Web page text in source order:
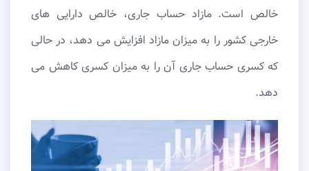
خالص است. مازاد حساب جاری، خالص دارایی های
خارجی کشور را به میزان مازاد افزایش می دهد، در حالی
که کسری حساب جاری آن را به میزان کسری کاهش می
دهد.